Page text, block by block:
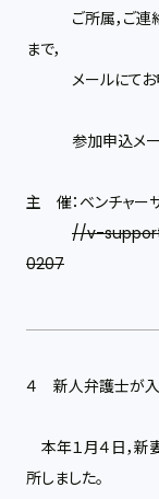
ご所属，ご連絡
まで，
メールにてお申
参加申込メー
主 催：ベンチャー
//v-
0207
４ 新人弁護士が入
本年１月４日，新
所しました。